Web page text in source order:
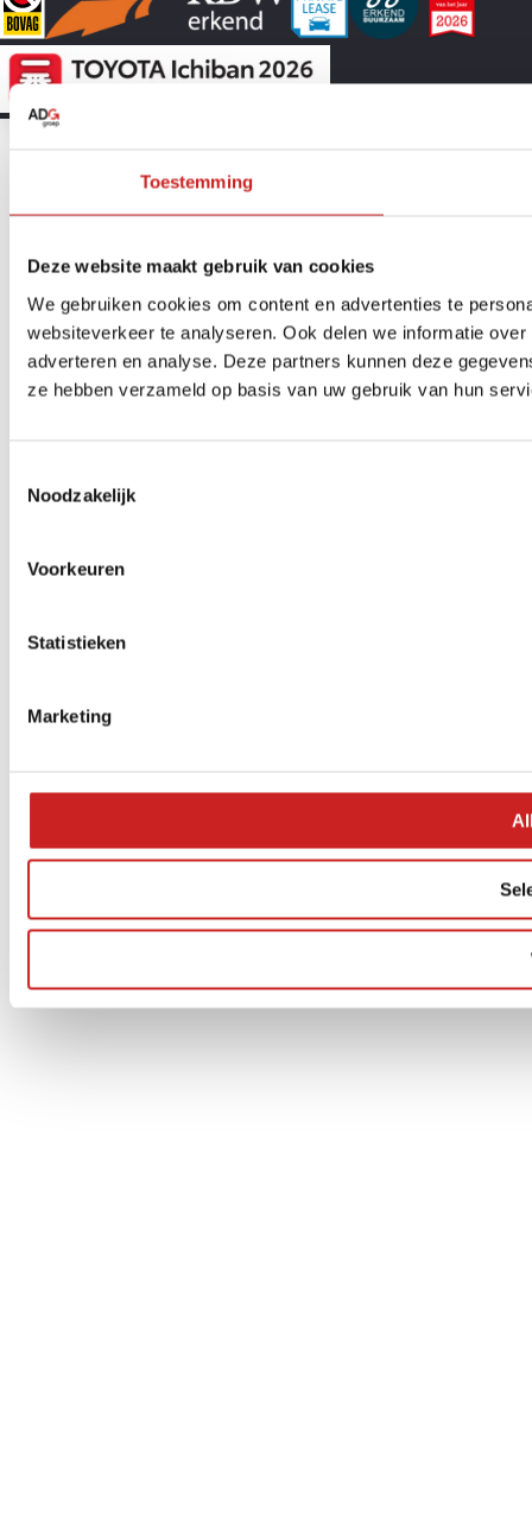
Toestemming
Deze website maakt gebruik van cookies
We gebruiken cookies om content en advertenties te
websiteverkeer te analyseren. Ook delen we informatie
adverteren en analyse. Deze partners kunnen deze
ze hebben verzameld op basis van uw gebruik van hun
Noodzakelijk
Voorkeuren
Statistieken
Marketing